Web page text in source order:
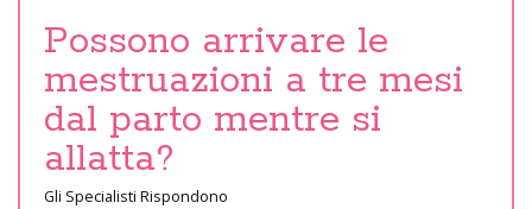
Possono arrivare le
mestruazioni a tre mesi
dal parto mentre si
allatta?
Gli Specialisti Rispondono